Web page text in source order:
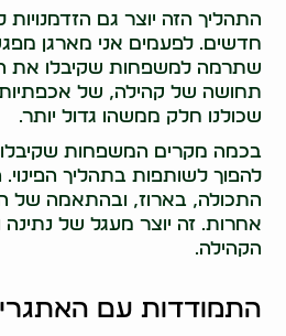
התהליך הזה יוצר גם הזדמנויות
חדשים. לפעמים אני מארגן
שתרמה למשפחות שקיבלו את
תחושה של קהילה, של
שכולנו חלק ממשהו גדול יותר.
בכמה מקרים המשפחות שקיבלו
להפוך לשותפות בתהליך הפינוי.
התכולה, בארוז, ובהתאמה של
אחרות. זה יוצר מעגל של
הקהילה.
התמודדות עם